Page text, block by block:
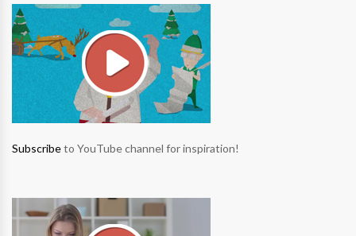
Subscribeto YouTube channel for inspiration!